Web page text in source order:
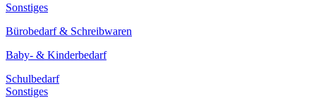
Sonstiges
Bürobedarf & Schreibwaren
Baby- & Kinderbedarf
Schulbedarf
Sonstiges